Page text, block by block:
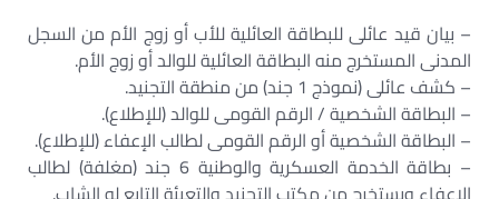
– بيان قيد عائلى للبطاقة العائلية للأب أو زوج الأم من السجل
المدنى المستخرج منه البطاقة العائلية للوالد أو زوج الأم.
– كشف عائلى (نموذج 1 جند) من منطقة التجنيد.
– البطاقة الشخصية / الرقم القومى للوالد (للإطلاع).
– البطاقة الشخصية أو الرقم القومى لطالب الإعفاء (للإطلاع).
– بطاقة الخدمة العسكرية والوطنية 6 جند (مغلفة) لطالب